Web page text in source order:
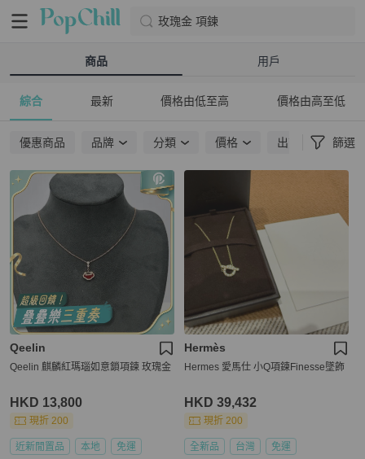
玫瑰金 項鍊
商品 用戶
綜合 最新 價格由低至高 價格由高至低
優惠商品 品牌 分類 價格 出貨地點 篩選
Qeelin
Qeelin 麒麟紅瑪瑙如意鎖項鍊 玫瑰金
HKD 13,800
現折 200
近新閒置品 本地 免運
Hermès
Hermes 愛馬仕 小Q項鍊Finesse墜飾
HKD 39,432
現折 200
全新品 台灣 免運